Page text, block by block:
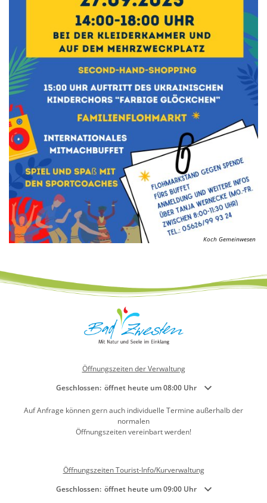
Kirchen
Kleiderkammer "Aus 2ter Hand"
Schulen
Seniorenarbeit, Gemeindepflegerin
Umwelt
Vereine
Vorteile für Ehrenamts-Card Inhaber
Wichtige Rufnummern
Koch Gemeinwesen
Öffnungszeiten der Verwaltung
Klicken, um weitere Öffnungs- oder Schließzeiten auszublenden
Geschlossen: öffnet heute um 08:00 Uhr
Auf Anfrage können gern auch individuelle Termine außerhalb der
normalen
Öffnungszeiten vereinbart werden!
Öffnungszeiten Tourist-Info/Kurverwaltung
Klicken, um weitere Öffnungs- oder Schließzeiten auszublenden
Geschlossen: öffnet heute um 09:00 Uhr